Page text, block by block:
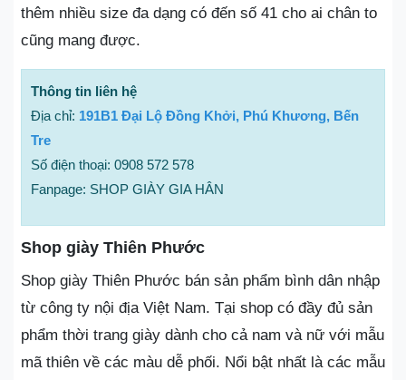
thêm nhiều size đa dạng có đến số 41 cho ai chân to
cũng mang được.
Thông tin liên hệ
Địa chỉ: 191B1 Đại Lộ Đồng Khởi, Phú Khương, Bến
Tre
Số điện thoại: 0908 572 578
Fanpage: SHOP GIÀY GIA HÂN
Shop giày Thiên Phước
Shop giày Thiên Phước bán sản phẩm bình dân nhập
từ công ty nội địa Việt Nam. Tại shop có đầy đủ sản
phẩm thời trang giày dành cho cả nam và nữ với mẫu
mã thiên về các màu dễ phối. Nổi bật nhất là các mẫu